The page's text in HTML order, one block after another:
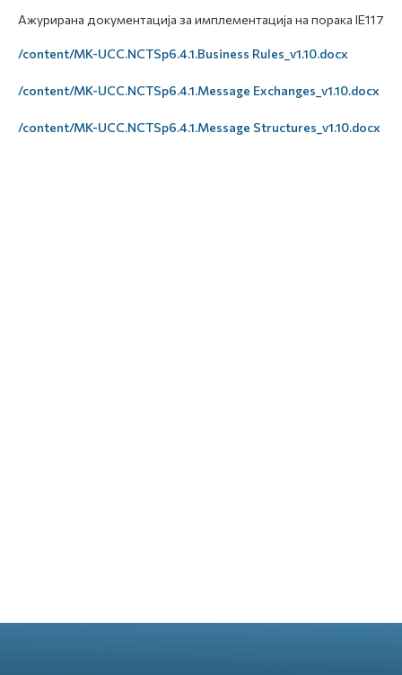
Ажурирана документација за имплементација на порака IE117
/content/MK-UCC.NCTSp6.4.1.Business Rules_v1.10.docx
/content/MK-UCC.NCTSp6.4.1.Message Exchanges_v1.10.docx
/content/MK-UCC.NCTSp6.4.1.Message Structures_v1.10.docx